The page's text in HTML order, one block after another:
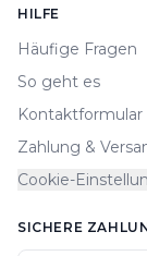
HILFE
Häufige Fragen
So geht es
Kontaktformular
Zahlung &
Cookie-
SICHERE